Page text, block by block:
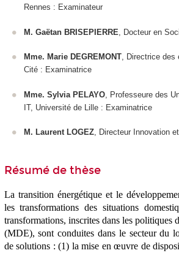
Rennes : Examinateur
M. Gaëtan BRISEPIERRE , Docteur en
Mme. Marie DEGREMONT, Directrice des
Cité : Examinatrice
Mme. Sylvia PELAYO , Professeure des
IT, Université de Lille : Examinatrice
M. Laurent LOGEZ, Directeur Innovation
Résumé de thèse
La transition énergétique et le
les transformations des situations
transformations, inscrites dans les politiques
(MDE),sont conduites dans le secteur du
de solutions : (1) la mise en œuvre de